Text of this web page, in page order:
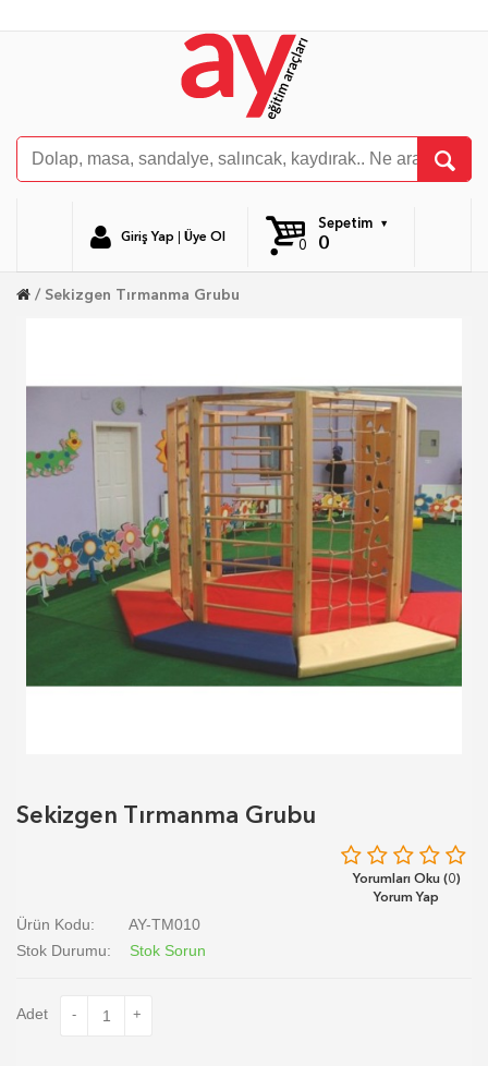
Giriş Yap Üye Ol
Sepetim
0
0
Sekizgen Tırmanma Grubu
Sekizgen Tırmanma Grubu
Yorumları Oku (0)
Yorum Yap
Ürün Kodu:
AY-TM010
Stok Durumu:
Stok Sorun
Adet - +